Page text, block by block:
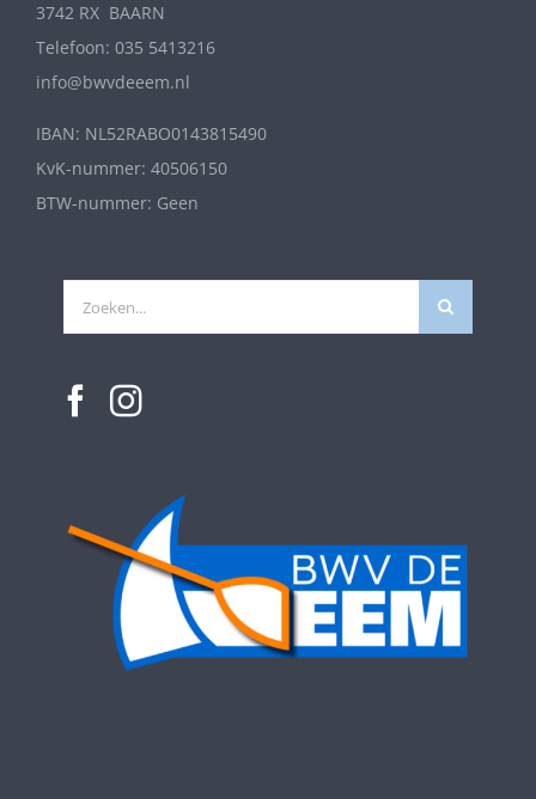
3742 RX BAARN
Telefoon: 035 5413216
info@bwvdeeem.nl
IBAN: NL52RABO0143815490
KvK-nummer: 40506150
BTW-nummer: Geen
Zoeken
naar: